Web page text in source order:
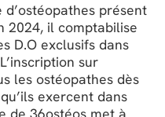
présent
2024, il comptabilise
D.O exclusifs dans
sur
les ostéopathes dès
exercent dans